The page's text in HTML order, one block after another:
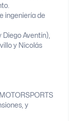
ingeniería de
Aventín),
y Nicolás
y